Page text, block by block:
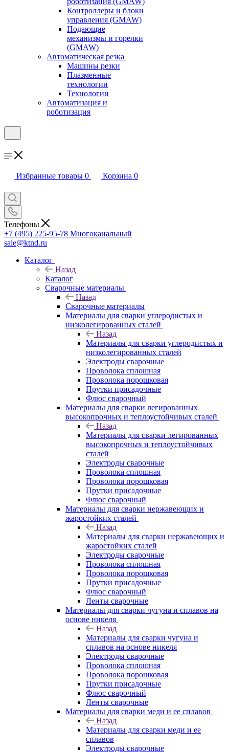
Контроллеры и блоки
управления (GMAW)
Подающие
механизмы и горелки
(GMAW)
Автоматическая резка
Машины резки
Плазменные
технологии
Технологии
Автоматизация и
роботизация
Избранные товары 0 Корзина 0
Телефоны
+7 (495) 225-95-78 Многоканальный
sale@ktnd.ru
Каталог
Назад
Каталог
Сварочные материалы
Назад
Сварочные материалы
Материалы для сварки углеродистых и
низколегированных сталей
Назад
Материалы для сварки углеродистых и
низколегированных сталей
Электроды сварочные
Проволока сплошная
Проволока порошковая
Прутки присадочные
Флюс сварочный
Материалы для сварки легированных
высокопрочных и теплоустойчивых сталей
Назад
Материалы для сварки легированных
высокопрочных и теплоустойчивых
сталей
Электроды сварочные
Проволока сплошная
Проволока порошковая
Прутки присадочные
Флюс сварочный
Материалы для сварки нержавеющих и
жаростойких сталей
Назад
Материалы для сварки нержавеющих и
жаростойких сталей
Электроды сварочные
Проволока сплошная
Проволока порошковая
Прутки присадочные
Флюс сварочный
Ленты сварочные
Материалы для сварки чугуна и сплавов на
основе никеля
Назад
Материалы для сварки чугуна и
сплавов на основе никеля
Электроды сварочные
Проволока сплошная
Проволока порошковая
Прутки присадочные
Флюс сварочный
Ленты сварочные
Материалы для сварки меди и ее сплавов
Назад
Материалы для сварки меди и ее
сплавов
Электроды сварочные